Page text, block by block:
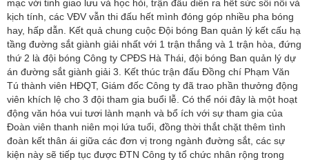
mạc với tinh giao lưu và học hỏi, trận đấu diễn ra hết sức sôi nổi và
kịch tính, các VĐV vẫn thi đấu hết mình đóng góp nhiều pha bóng
hay, hấp dẫn. Kết quả chung cuộc Đội bóng Ban quản lý kết cấu hạ
tầng đường sắt giành giải nhất với 1 trận thắng và 1 trận hòa, đứng
thứ 2 là đội bóng Công ty CPĐS Hà Thái, đội bóng Ban quản lý dự
án đường sắt giành giải 3. Kết thúc trận đấu Đồng chí Phạm Văn
Tú thành viên HĐQT, Giám đốc Công ty đã trao phần thưởng động
viên khích lệ cho 3 đội tham gia buổi lễ. Có thể nói đây là một hoạt
động văn hóa vui tươi lành mạnh và bổ ích với sự tham gia của
Đoàn viên thanh niên mọi lứa tuổi, đồng thời thắt chặt thêm tình
đoàn kết thân ái giữa các đơn vị trong ngành đường sắt, các sự
kiện này sẽ tiếp tục được ĐTN Công ty tổ chức nhân rộng trong